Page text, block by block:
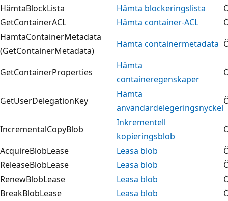
HämtaBlockLista
Hämta blockeringslista
GetContainerACL
Hämta container-ACL
HämtaContainerMetadata
(GetContainerMetadata)
Hämta containermetadata
GetContainerProperties
Hämta
containeregenskaper
GetUserDelegationKey
Hämta
användardelegeringsnyckel
IncrementalCopyBlob
Inkrementell
kopieringsblob
AcquireBlobLease
Leasa blob
ReleaseBlobLease
Leasa blob
RenewBlobLease
Leasa blob
BreakBlobLease
Leasa blob